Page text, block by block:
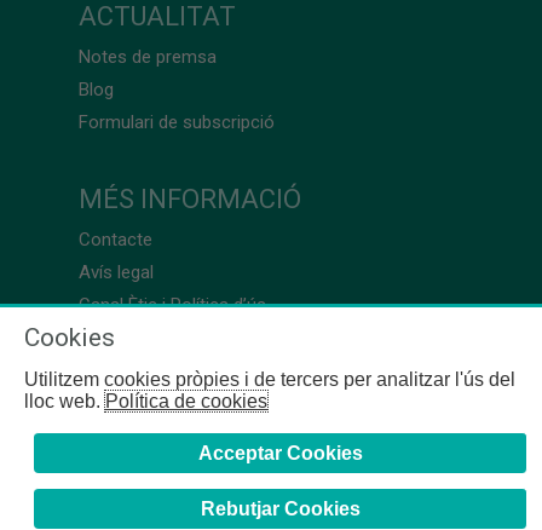
ACTUALITAT
Notes de premsa
Blog
Formulari de subscripció
MÉS INFORMACIÓ
Contacte
Avís legal
Canal Ètic i Política d’ús
Cookies
Utilitzem cookies pròpies i de tercers per analitzar l'ús del
lloc web.Política de cookies
Acceptar Cookies
Rebutjar Cookies